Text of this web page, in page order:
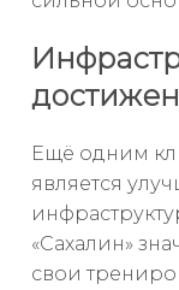
Ещё одним
является
«Сахалин»
свои